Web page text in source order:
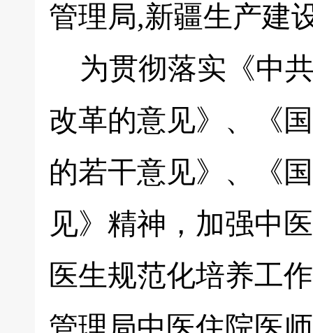
管理局,新疆生产建
为贯彻落实《中
改革的意见》、《
的若干意见》、《
见》精神，加强中
医生规范化培养工